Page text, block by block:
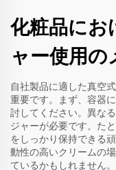
化粧品にお
ャー使用の
自社製品に適した真空
重要です。まず、容器
討してください。異な
ジャーが必要です。た
をしっかり保持できる
動性の高いクリームの
ているかもしれません